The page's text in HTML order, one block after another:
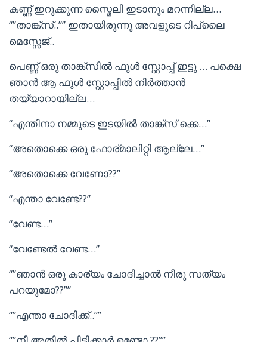
കണ്ണ് ഇറുക്കുന്ന സ്മൈലി ഇടാനും മറന്നില്ല…
“”താങ്ക്സ്..”” ഇതായിരുന്നു അവളുടെ റിപ്ലൈ
മെസ്സേജ്..
പെണ്ണ് ഒരു താങ്ക്സിൽ ഫുൾ സ്റ്റോപ്പ്‌ ഇട്ടു … പക്ഷെ
ഞാൻ ആ ഫുൾ സ്റ്റോപ്പിൽ നിർത്താൻ
തയ്യാറായില്ല…
“എന്തിനാ നമ്മുടെ ഇടയിൽ താങ്ക്സ് ക്കെ…”
“അതൊക്കെ ഒരു ഫോര്മാലിറ്റി ആല്ലേ…”
“അതൊക്കെ വേണോ??”
“എന്താ വേണ്ടേ??”
“വേണ്ട…”
“വേണ്ടേൽ വേണ്ട…”
“”ഞാൻ ഒരു കാര്യം ചോദിച്ചാൽ നീരു സത്യം
പറയുമോ??””
“”എന്താ ചോദിക്ക്..””